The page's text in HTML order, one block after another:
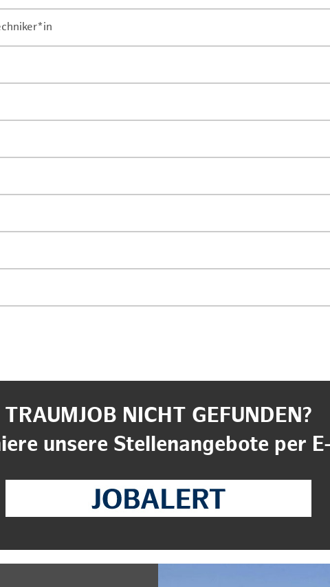
TRAUMJOB NICHT GEFUNDEN?
unsere Stellenangebote per